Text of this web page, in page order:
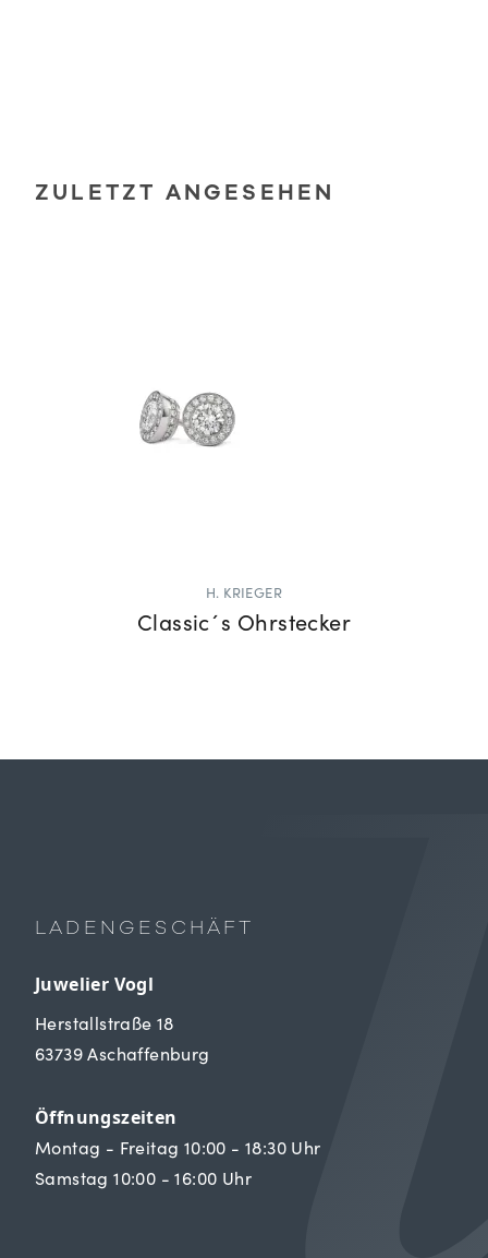
ZULETZT ANGESEHEN
H. KRIEGER
Classic´s Ohrstecker
LADENGESCHÄFT
Juwelier Vogl
Herstallstraße 18
63739 Aschaffenburg
Öffnungszeiten
Montag - Freitag 10:00 - 18:30 Uhr
Samstag 10:00 - 16:00 Uhr